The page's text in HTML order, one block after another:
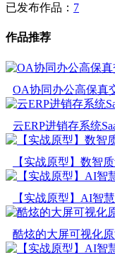
已发布作品： 7
作品推荐
OA协同办公高保真
云ERP进销存系统
【实战原型】数智
【实战原型】AI智
酷炫的大屏可视化